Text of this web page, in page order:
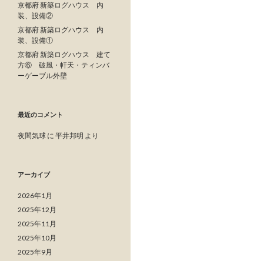
京都府 新築ログハウス 内
装、設備②
京都府 新築ログハウス 内
装、設備①
京都府 新築ログハウス 建て
方⑥ 破風・軒天・ティンバ
ーゲーブル外壁
最近のコメント
夜間気球 に 平井邦明 より
アーカイブ
2026年1月
2025年12月
2025年11月
2025年10月
2025年9月